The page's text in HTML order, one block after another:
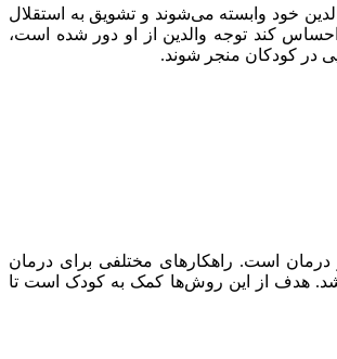
خود وابسته می‌شوند و تشویق به استقلال
کند توجه والدین از او دور شده است،
در کودکان منجر شوند.
درمان است. راهکارهای مختلفی برای درمان
هدف از این روش‌ها کمک به کودک است تا